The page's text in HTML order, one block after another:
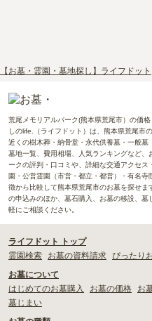
【お墓・霊園・墓地探し】ライフドット
荒尾メモリアルパーク(熊本県荒尾市）の価
しのlife.（ライフドット）は、熊本県荒尾市
近くの樹木葬・納骨堂・永代供養墓・一般
墓地一覧、費用相場、人気ランキングなど
ークの評判・口コミや、詳細な交通アクセ
園・公営霊園（市営・都立・都営）・有名
徴から比較して熊本県荒尾市のお墓を探せ
の申込みのほか、墓石購入、お墓の移設、
軽にご相談ください。
ライフドット トップ
霊園検索
お墓の資料請求 ぴったり
お墓について
はじめてのお墓購入
お墓の価格 お
墓じまい